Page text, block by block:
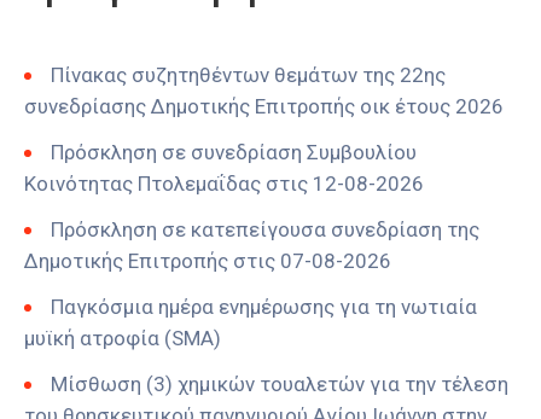
Πίνακας συζητηθέντων θεμάτων της 22ης
συνεδρίασης Δημοτικής Επιτροπής οικ έτους 2026
Πρόσκληση σε συνεδρίαση Συμβουλίου
Κοινότητας Πτολεμαΐδας στις 12-08-2026
Πρόσκληση σε κατεπείγουσα συνεδρίαση της
Δημοτικής Επιτροπής στις 07-08-2026
Παγκόσμια ημέρα ενημέρωσης για τη νωτιαία
μυϊκή ατροφία (SMA)
Μίσθωση (3) χημικών τουαλετών για την τέλεση